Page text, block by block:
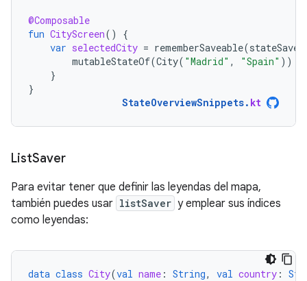
@Composable
fun CityScreen()
{
var selectedCity = rememberSaveable(stateSaver
mutableStateOf(City( "Madrid" , "Spain" ))
}
}
StateOverviewSnippets. kt
ListSaver
Para evitar tener que definir las leyendas del mapa,
también puedes usar listSaver y emplear sus índices
como leyendas:
data class City(val name : String, val country :